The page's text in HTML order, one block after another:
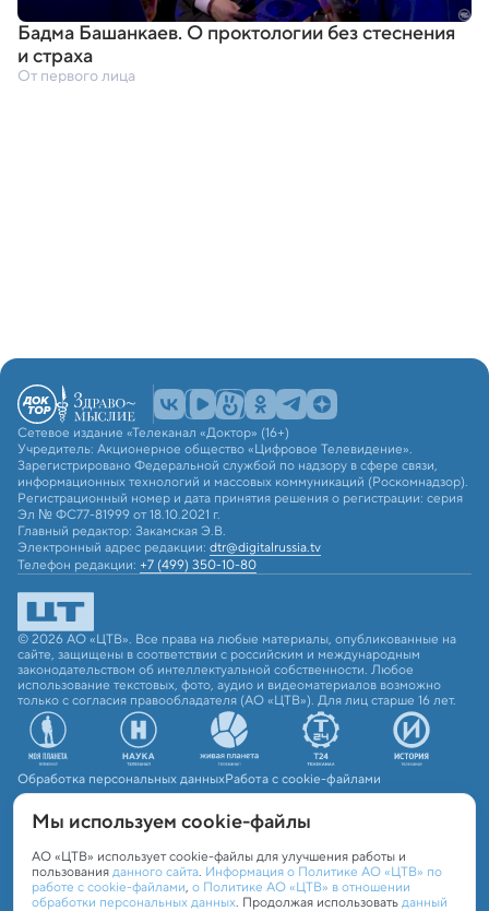
Бадма Башанкаев. О проктологии без стеснения
и страха
От первого лица
Сетевое издание «Телеканал «Доктор» (16+)
Учредитель: Акционерное общество «Цифровое Телевидение».
Зарегистрировано Федеральной службой по надзору в сфере связи,
информационных технологий и массовых коммуникаций (Роскомнадзор).
Регистрационный номер и дата принятия решения о регистрации: серия
Эл № ФС77-81999 от 18.10.2021 г.
Главный редактор: Закамская Э.В.
Электронный адрес редакции: dtr@digitalrussia.tv
Телефон редакции: +7 (499) 350-10-80
© 2026 АО «ЦТВ». Все права на любые материалы, опубликованные на
сайте, защищены в соответствии с российским и международным
законодательством об интеллектуальной собственности. Любое
использование текстовых, фото, аудио и видеоматериалов возможно
только с согласия правообладателя (АО «ЦТВ»). Для лиц старше 16 лет.
Обработка персональных данныхРабота с cookie-файлами
Мы используем сookie-файлы
АО «ЦТВ» использует cookie-файлы для улучшения работы и
пользованияданного сайта. Информация о Политике АО «ЦТВ» по
работе с cookie-файлами, о Политике АО «ЦТВ» в отношении
обработки персональных данных. Продолжая использоватьданный